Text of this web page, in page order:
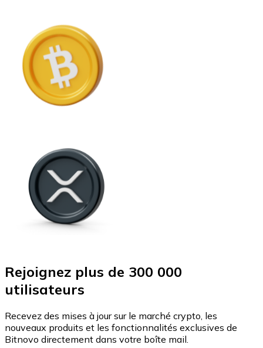
Rejoignez plus de 300 000
utilisateurs
Recevez des mises à jour sur le marché crypto, les
nouveaux produits et les fonctionnalités exclusives de
Bitnovo directement dans votre boîte mail.